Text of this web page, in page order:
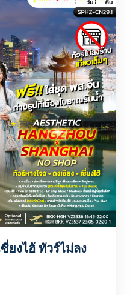
ยงไฮ้ ทัวร์ไม่ลง